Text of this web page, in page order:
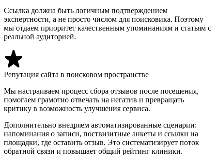
Ссылка должна быть логичным подтверждением
экспертности, а не просто числом для поисковика. Поэтому
мы отдаем приоритет качественным упоминаниям и статьям с
реальной аудиторией.
Репутация сайта в поисковом пространстве
Мы настраиваем процесс сбора отзывов после посещения,
помогаем грамотно отвечать на негатив и превращать
критику в возможность улучшения сервиса.
Дополнительно внедряем автоматизированные сценарии:
напоминания о записи, поствизитные анкеты и ссылки на
площадки, где оставить отзыв. Это систематизирует поток
обратной связи и повышает общий рейтинг клиники.